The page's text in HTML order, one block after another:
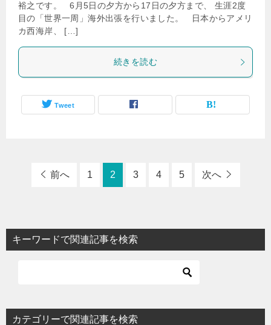
裕之です。 6月5日の夕方から17日の夕方まで、 生涯2度
目の「世界一周」海外出張を行いました。 日本からアメリ
カ西海岸、 […]
続きを読む
Tweet
前へ 1 2 3 4 5 次へ
キーワードで関連記事を検索
カテゴリーで関連記事を検索